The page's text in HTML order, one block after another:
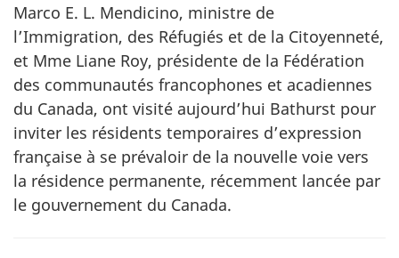
Marco E. L. Mendicino, ministre de
l’Immigration, des Réfugiés et de la Citoyenneté,
et Mme Liane Roy, présidente de la Fédération
des communautés francophones et acadiennes
du Canada, ont visité aujourd’hui Bathurst pour
inviter les résidents temporaires d’expression
française à se prévaloir de la nouvelle voie vers
la résidence permanente, récemment lancée par
le gouvernement du Canada.